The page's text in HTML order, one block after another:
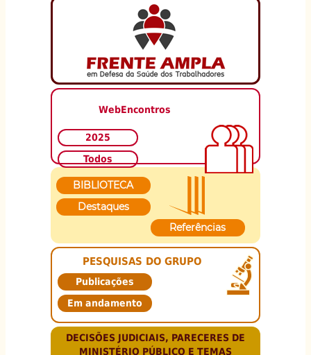
WebEncontros
2025
Todos
BIBLIOTECA
Destaques
Referências
PESQUISAS DO GRUPO
Publicações
Em andamento
DECISÕES JUDICIAIS, PARECERES DE
MINISTÉRIO PÚBLICO E TEMAS